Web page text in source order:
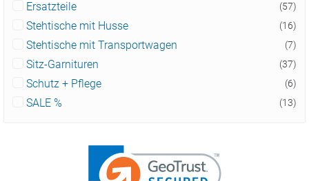
Ersatzteile (57)
Stehtische mit Husse (16)
Stehtische mit Transportwagen (7)
Sitz-Garnituren (37)
Schutz + Pflege (6)
SALE % (13)